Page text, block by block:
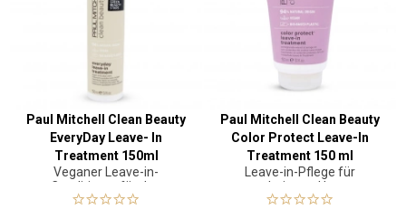
Paul Mitchell Clean Beauty
EveryDay Leave- In
Treatment 150ml
Veganer Leave-in-
Conditioner für den
täglichen Gebrauch
Paul Mitchell Clean Beauty
Color Protect Leave-In
Treatment 150 ml
Leave-in-Pflege für
coloriertes Haar